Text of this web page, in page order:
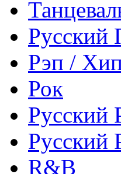
Русский
Рэп /
Рок
Русский
Русский
R&B